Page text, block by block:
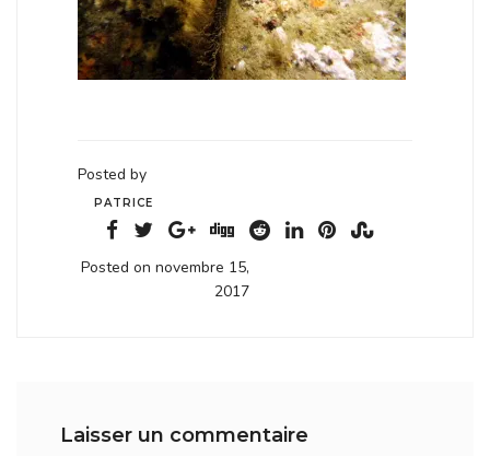
Posted by
PATRICE
Posted on novembre 15,
2017
Laisser un commentaire